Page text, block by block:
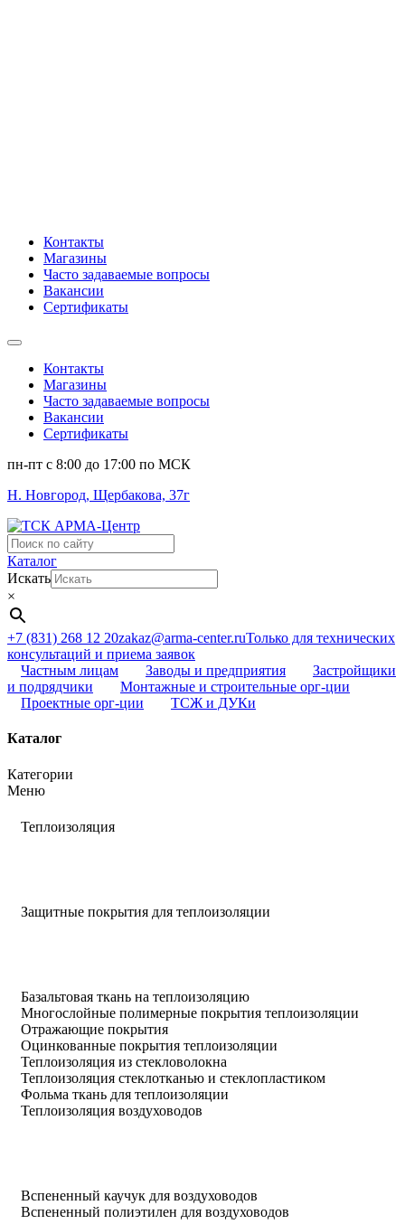
Контакты
Магазины
Часто задаваемые вопросы
Вакансии
Сертификаты
Контакты
Магазины
Часто задаваемые вопросы
Вакансии
Сертификаты
пн-пт c 8:00 до 17:00 по МСК
Н. Новгород, Щербакова, 37г
Поиск
...
Каталог
Искать
×
+7 (831) 268 12 20zakaz@arma-center.ruТолько для технических
консультаций и приема заявок
Частным лицам
Заводы и предприятия
Застройщики
и подрядчики
Монтажные и строительные орг-ции
Проектные орг-ции
ТСЖ и ДУКи
Каталог
Категории
Меню
Теплоизоляция
Защитные покрытия для теплоизоляции
Базальтовая ткань на теплоизоляцию
Многослойные полимерные покрытия теплоизоляции
Отражающие покрытия
Оцинкованные покрытия теплоизоляции
Теплоизоляция из стекловолокна
Теплоизоляция стеклотканью и стеклопластиком
Фольма ткань для теплоизоляции
Теплоизоляция воздуховодов
Вспененный каучук для воздуховодов
Вспененный полиэтилен для воздуховодов